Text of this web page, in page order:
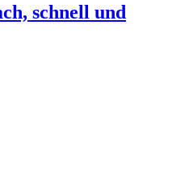
schnell und